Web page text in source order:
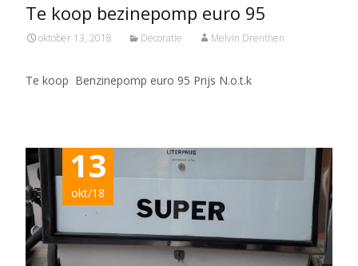
Te koop bezinepomp euro 95
oktober 13, 2018 Decoratie Melvin Drenthen
Te koop Benzinepomp euro 95 Prijs N.o.t.k
13
okt/18